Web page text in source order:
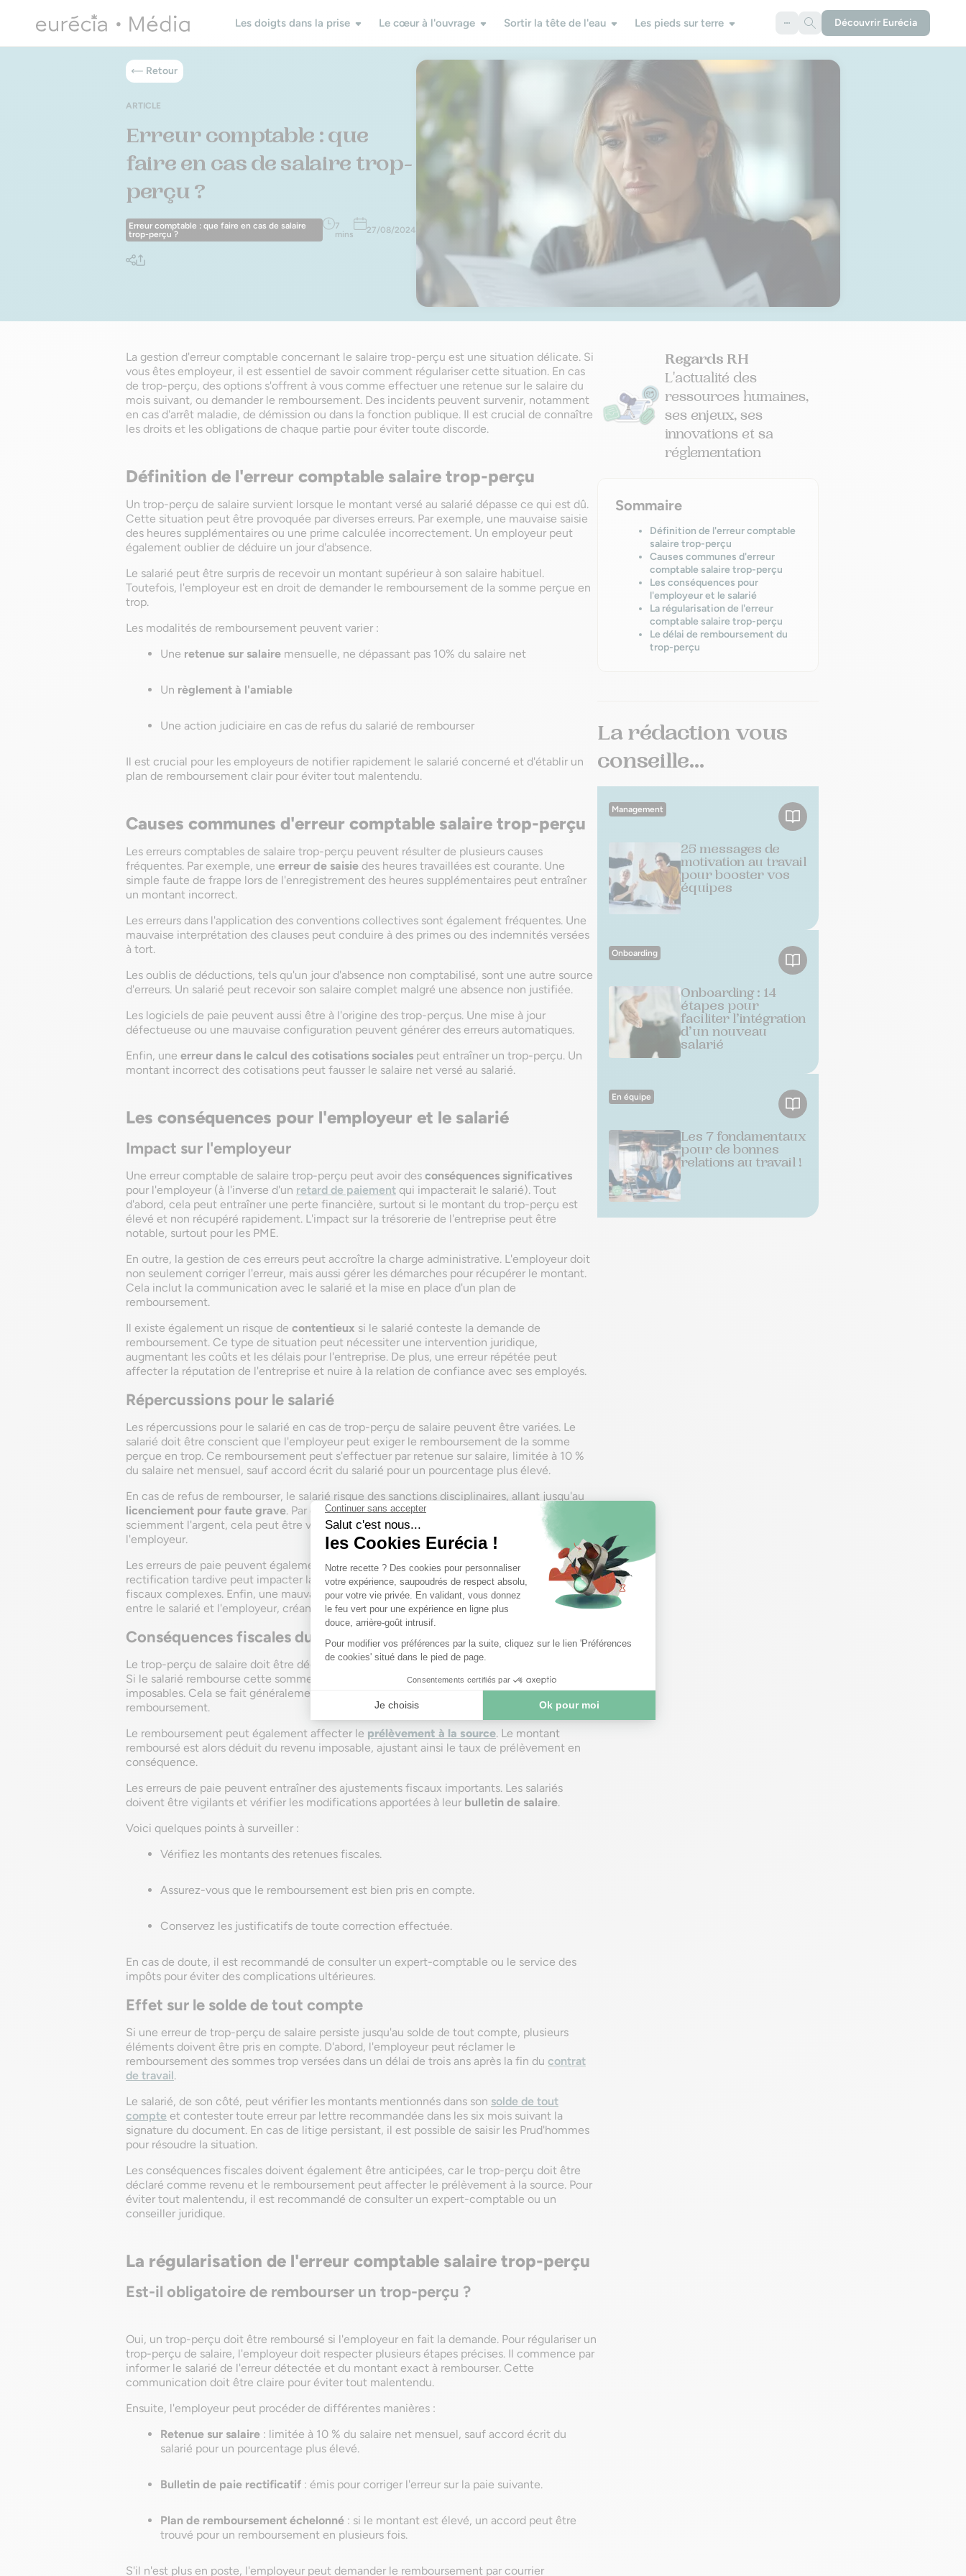
Les doigts dans la prise Le cœur à l'ouvrage Sortir la tête de l'eau Les pieds sur terre Découvrir Eurécia
Retour
ARTICLE
Erreur comptable : que
faire en cas de salaire trop-
perçu ?
Erreur comptable : que faire en cas de salaire
trop-perçu ?
7
mins
27/08/2024
La gestion d'erreur comptable concernant le salaire trop-perçu est une situation délicate. Si
vous êtes employeur, il est essentiel de savoir comment régulariser cette situation. En cas
de trop-perçu, des options s'offrent à vous comme effectuer une retenue sur le salaire du
mois suivant, ou demander le remboursement. Des incidents peuvent survenir, notamment
en cas d'arrêt maladie, de démission ou dans la fonction publique. Il est crucial de connaître
les droits et les obligations de chaque partie pour éviter toute discorde.
Définition de l'erreur comptable salaire trop-perçu
Un trop-perçu de salaire survient lorsque le montant versé au salarié dépasse ce qui est dû.
Cette situation peut être provoquée par diverses erreurs. Par exemple, une mauvaise saisie
des heures supplémentaires ou une prime calculée incorrectement. Un employeur peut
également oublier de déduire un jour d'absence.
Le salarié peut être surpris de recevoir un montant supérieur à son salaire habituel.
Toutefois, l'employeur est en droit de demander le remboursement de la somme perçue en
trop.
Les modalités de remboursement peuvent varier :
Une retenue sur salaire mensuelle, ne dépassant pas 10% du salaire net
Un règlement à l'amiable
Une action judiciaire en cas de refus du salarié de rembourser
Il est crucial pour les employeurs de notifier rapidement le salarié concerné et d'établir un
plan de remboursement clair pour éviter tout malentendu.
Causes communes d'erreur comptable salaire trop-perçu
Les erreurs comptables de salaire trop-perçu peuvent résulter de plusieurs causes
fréquentes. Par exemple, une erreur de saisie des heures travaillées est courante. Une
simple faute de frappe lors de l'enregistrement des heures supplémentaires peut entraîner
un montant incorrect.
Les erreurs dans l'application des conventions collectives sont également fréquentes. Une
mauvaise interprétation des clauses peut conduire à des primes ou des indemnités versées
à tort.
Les oublis de déductions, tels qu'un jour d'absence non comptabilisé, sont une autre source
d'erreurs. Un salarié peut recevoir son salaire complet malgré une absence non justifiée.
Les logiciels de paie peuvent aussi être à l'origine des trop-perçus. Une mise à jour
défectueuse ou une mauvaise configuration peuvent générer des erreurs automatiques.
Enfin, une erreur dans le calcul des cotisations sociales peut entraîner un trop-perçu. Un
montant incorrect des cotisations peut fausser le salaire net versé au salarié.
Les conséquences pour l'employeur et le salarié
Impact sur l'employeur
Une erreur comptable de salaire trop-perçu peut avoir des conséquences significatives
pour l'employeur (à l'inverse d'un retard de paiement qui impacterait le salarié). Tout
d'abord, cela peut entraîner une perte financière, surtout si le montant du trop-perçu est
élevé et non récupéré rapidement. L'impact sur la trésorerie de l'entreprise peut être
notable, surtout pour les PME.
En outre, la gestion de ces erreurs peut accroître la charge administrative. L'employeur doit
non seulement corriger l'erreur, mais aussi gérer les démarches pour récupérer le montant.
Cela inclut la communication avec le salarié et la mise en place d'un plan de
remboursement.
Il existe également un risque de contentieux si le salarié conteste la demande de
remboursement. Ce type de situation peut nécessiter une intervention juridique,
augmentant les coûts et les délais pour l'entreprise. De plus, une erreur répétée peut
affecter la réputation de l'entreprise et nuire à la relation de confiance avec ses employés.
Répercussions pour le salarié
Les répercussions pour le salarié en cas de trop-perçu de salaire peuvent être variées. Le
salarié doit être conscient que l'employeur peut exiger le remboursement de la somme
perçue en trop. Ce remboursement peut s'effectuer par retenue sur salaire, limitée à 10 %
du salaire net mensuel, sauf accord écrit du salarié pour un pourcentage plus élevé.
En cas de refus de rembourser, le salarié risque des sanctions disciplinaires, allant jusqu'au
licenciement pour faute grave. Par exemple, si le salarié ne signale pas l'erreur et garde
sciemment l'argent, cela peut être vu comme un manquement à la loyauté envers
l'employeur.
Les erreurs de paie peuvent également affecter d'autres aspects de la vie du salarié. Une
rectification tardive peut impacter la déclaration d'impôts, entraînant des ajustements
fiscaux complexes. Enfin, une mauvaise gestion de cette situation peut nuire à la confiance
entre le salarié et l'employeur, créant un climat de travail tendu.
Conséquences fiscales du trop-perçu
Le trop-perçu de salaire doit être déclaré comme un revenu dans l'année où il a été perçu.
Si le salarié rembourse cette somme, il pourra déduire ce montant de ses revenus
imposables. Cela se fait généralement lors de la déclaration d'impôts de l'année du
remboursement.
Le remboursement peut également affecter le prélèvement à la source. Le montant
remboursé est alors déduit du revenu imposable, ajustant ainsi le taux de prélèvement en
conséquence.
Les erreurs de paie peuvent entraîner des ajustements fiscaux importants. Les salariés
doivent être vigilants et vérifier les modifications apportées à leur bulletin de salaire.
Voici quelques points à surveiller :
Vérifiez les montants des retenues fiscales.
Assurez-vous que le remboursement est bien pris en compte.
Conservez les justificatifs de toute correction effectuée.
En cas de doute, il est recommandé de consulter un expert-comptable ou le service des
impôts pour éviter des complications ultérieures.
Effet sur le solde de tout compte
Si une erreur de trop-perçu de salaire persiste jusqu'au solde de tout compte, plusieurs
éléments doivent être pris en compte. D'abord, l'employeur peut réclamer le
remboursement des sommes trop versées dans un délai de trois ans après la fin du contrat
de travail.
Le salarié, de son côté, peut vérifier les montants mentionnés dans son solde de tout
compte et contester toute erreur par lettre recommandée dans les six mois suivant la
signature du document. En cas de litige persistant, il est possible de saisir les Prud'hommes
pour résoudre la situation.
Les conséquences fiscales doivent également être anticipées, car le trop-perçu doit être
déclaré comme revenu et le remboursement peut affecter le prélèvement à la source. Pour
éviter tout malentendu, il est recommandé de consulter un expert-comptable ou un
conseiller juridique.
La régularisation de l'erreur comptable salaire trop-perçu
Est-il obligatoire de rembourser un trop-perçu ?
Oui, un trop-perçu doit être remboursé si l'employeur en fait la demande. Pour régulariser un
trop-perçu de salaire, l'employeur doit respecter plusieurs étapes précises. Il commence par
informer le salarié de l'erreur détectée et du montant exact à rembourser. Cette
communication doit être claire pour éviter tout malentendu.
Ensuite, l'employeur peut procéder de différentes manières :
Retenue sur salaire : limitée à 10 % du salaire net mensuel, sauf accord écrit du
salarié pour un pourcentage plus élevé.
Bulletin de paie rectificatif : émis pour corriger l'erreur sur la paie suivante.
Plan de remboursement échelonné : si le montant est élevé, un accord peut être
trouvé pour un remboursement en plusieurs fois.
S'il n'est plus en poste, l'employeur peut demander le remboursement par courrier
Regards RH
L'actualité des
ressources humaines,
ses enjeux, ses
innovations et sa
réglementation
Sommaire
Définition de l'erreur comptable
salaire trop-perçu
Causes communes d'erreur
comptable salaire trop-perçu
Les conséquences pour
l'employeur et le salarié
La régularisation de l'erreur
comptable salaire trop-perçu
Le délai de remboursement du
trop-perçu
La rédaction vous
conseille...
Management
25 messages de
motivation au travail
pour booster vos
équipes
Onboarding
Onboarding : 14
étapes pour
faciliter l’intégration
d’un nouveau
salarié
En équipe
Les 7 fondamentaux
pour de bonnes
relations au travail !